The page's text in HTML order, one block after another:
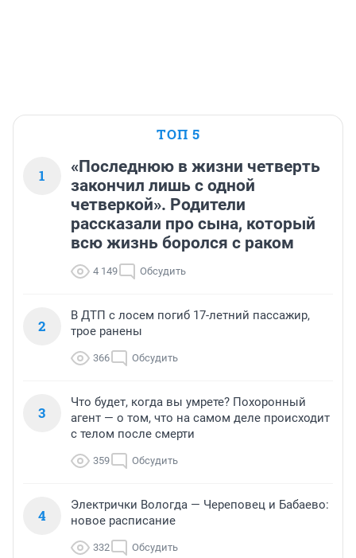
ТОП 5
1
«Последнюю в жизни четверть
закончил лишь с одной
четверкой». Родители
рассказали про сына, который
всю жизнь боролся с раком
4 149 Обсудить
2
В ДТП с лосем погиб 17-летний пассажир,
трое ранены
366 Обсудить
3
Что будет, когда вы умрете? Похоронный
агент — о том, что на самом деле происходит
с телом после смерти
359 Обсудить
4
Электрички Вологда — Череповец и Бабаево:
новое расписание
332 Обсудить